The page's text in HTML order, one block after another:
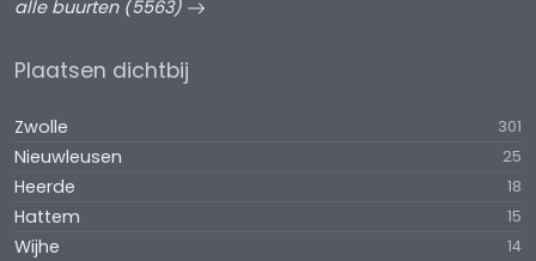
alle buurten (5563)
Plaatsen dichtbij
Zwolle 301
Nieuwleusen 25
Heerde 18
Hattem 15
Wijhe 14